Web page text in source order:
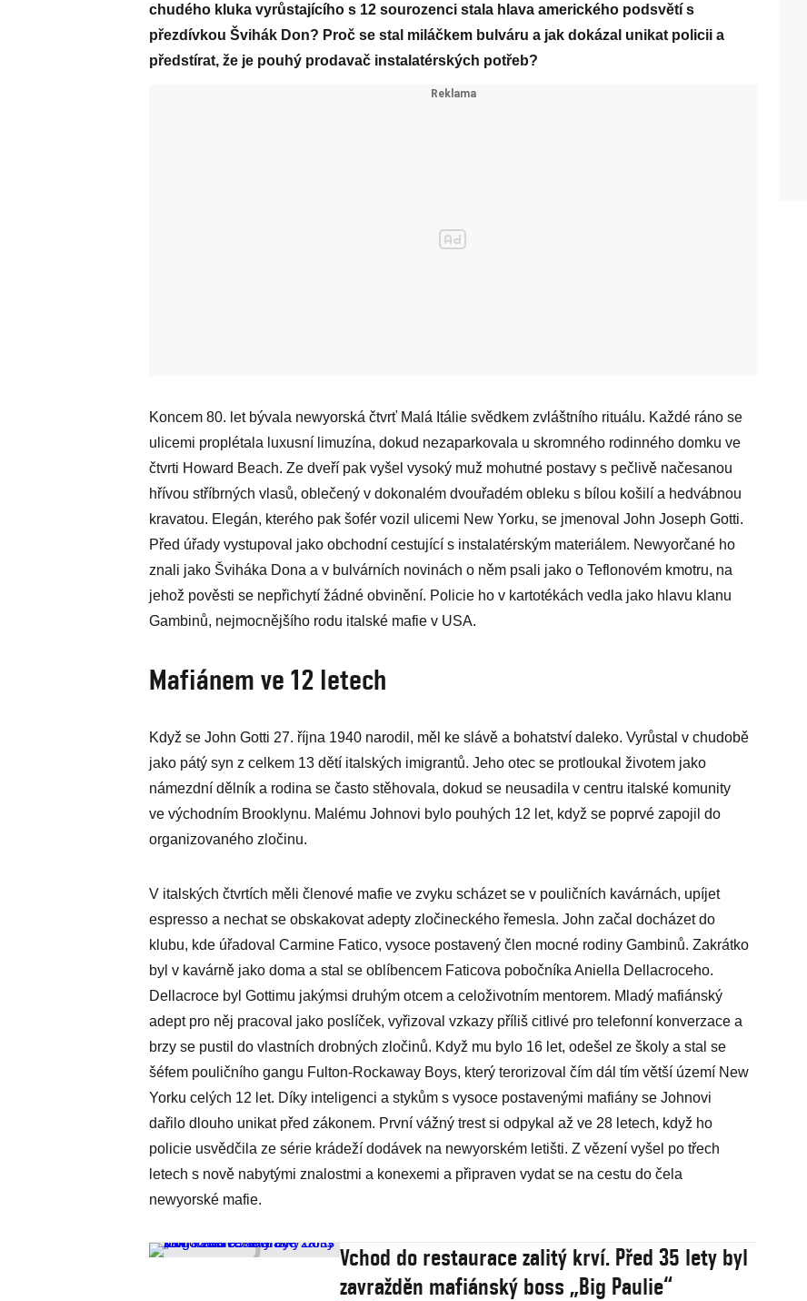
chudého kluka vyrůstajícího s 12 sourozenci stala hlava amerického podsvětí s
přezdívkou Švihák Don? Proč se stal miláčkem bulváru a jak dokázal unikat policii a
předstírat, že je pouhý prodavač instalatérských potřeb?
Koncem 80. let bývala newyorská čtvrť Malá Itálie svědkem zvláštního rituálu. Každé ráno se
ulicemi proplétala luxusní limuzína, dokud nezaparkovala u skromného rodinného domku ve
čtvrti Howard Beach. Ze dveří pak vyšel vysoký muž mohutné postavy s pečlivě načesanou
hřívou stříbrných vlasů, oblečený v dokonalém dvouřadém obleku s bílou košilí a hedvábnou
kravatou. Elegán, kterého pak šofér vozil ulicemi New Yorku, se jmenoval John Joseph Gotti.
Před úřady vystupoval jako obchodní cestující s instalatérským materiálem. Newyorčané ho
znali jako Šviháka Dona a v bulvárních novinách o něm psali jako o Teflonovém kmotru, na
jehož pověsti se nepřichytí žádné obvinění. Policie ho v kartotékách vedla jako hlavu klanu
Gambinů, nejmocnějšího rodu italské mafie v USA.
Mafiánem ve 12 letech
Když se John Gotti 27. října 1940 narodil, měl ke slávě a bohatství daleko. Vyrůstal v chudobě
jako pátý syn z celkem 13 dětí italských imigrantů. Jeho otec se protloukal životem jako
námezdní dělník a rodina se často stěhovala, dokud se neusadila v centru italské komunity
ve východním Brooklynu. Malému Johnovi bylo pouhých 12 let, když se poprvé zapojil do
organizovaného zločinu.
V italských čtvrtích měli členové mafie ve zvyku scházet se v pouličních kavárnách, upíjet
espresso a nechat se obskakovat adepty zločineckého řemesla. John začal docházet do
klubu, kde úřadoval Carmine Fatico, vysoce postavený člen mocné rodiny Gambinů. Zakrátko
byl v kavárně jako doma a stal se oblíbencem Faticova pobočníka Aniella Dellacroceho.
Dellacroce byl Gottimu jakýmsi druhým otcem a celoživotním mentorem. Mladý mafiánský
adept pro něj pracoval jako poslíček, vyřizoval vzkazy příliš citlivé pro telefonní konverzace a
brzy se pustil do vlastních drobných zločinů. Když mu bylo 16 let, odešel ze školy a stal se
šéfem pouličního gangu Fulton-Rockaway Boys, který terorizoval čím dál tím větší území New
Yorku celých 12 let. Díky inteligenci a stykům s vysoce postavenými mafiány se Johnovi
dařilo dlouho unikat před zákonem. První vážný trest si odpykal až ve 28 letech, když ho
policie usvědčila ze série krádeží dodávek na newyorském letišti. Z vězení vyšel po třech
letech s nově nabytými znalostmi a konexemi a připraven vydat se na cestu do čela
newyorské mafie.
Vchod do restaurace zalitý krví. Před 35 lety byl
zavražděn mafiánský boss „Big Paulie“